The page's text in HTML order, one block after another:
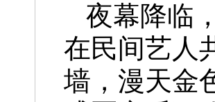
夜幕降临
在民间艺人
墙，漫天金